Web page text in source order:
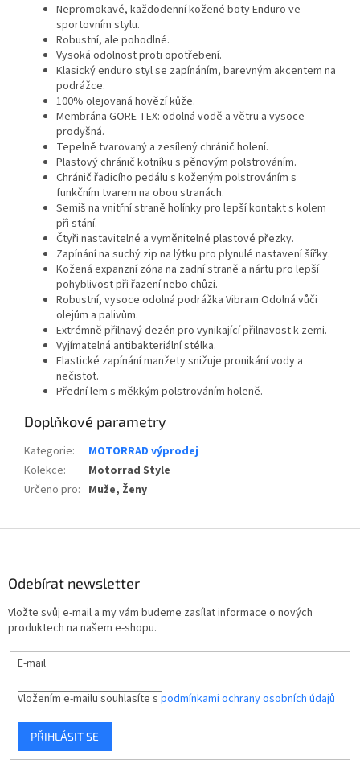
Nepromokavé, každodenní kožené boty Enduro ve
sportovním stylu.
Robustní, ale pohodlné.
Vysoká odolnost proti opotřebení.
Klasický enduro styl se zapínáním, barevným akcentem na
podrážce.
100% olejovaná hovězí kůže.
Membrána GORE-TEX: odolná vodě a větru a vysoce
prodyšná.
Tepelně tvarovaný a zesílený chránič holení.
Plastový chránič kotníku s pěnovým polstrováním.
Chránič řadicího pedálu s koženým polstrováním s
funkčním tvarem na obou stranách.
Semiš na vnitřní straně holínky pro lepší kontakt s kolem
při stání.
Čtyři nastavitelné a vyměnitelné plastové přezky.
Zapínání na suchý zip na lýtku pro plynulé nastavení šířky.
Kožená expanzní zóna na zadní straně a nártu pro lepší
pohyblivost při řazení nebo chůzi.
Robustní, vysoce odolná podrážka Vibram Odolná vůči
olejům a palivům.
Extrémně přilnavý dezén pro vynikající přilnavost k zemi.
Vyjímatelná antibakteriální stélka.
Elastické zapínání manžety snižuje pronikání vody a
nečistot.
Přední lem s měkkým polstrováním holeně.
Doplňkové parametry
Kategorie:
MOTORRAD výprodej
Kolekce:
Motorrad Style
Určeno pro: Muže, Ženy
Odebírat newsletter
Vložte svůj e-mail a my vám budeme zasílat informace o nových
produktech na našem e-shopu.
E-mail
Vložením e-mailu souhlasíte s podmínkami ochrany osobních údajů
PŘIHLÁSIT SE